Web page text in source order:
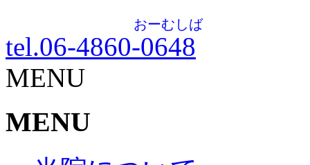
tel.06-4860-0648
おーむしば
MENU
MENU